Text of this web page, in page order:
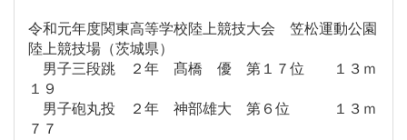
令和元年度関東高等学校陸上競技大会 笠松運動公園
陸上競技場（茨城県）
男子三段跳 ２年 髙橋 優 第１７位 １３ｍ
１９
男子砲丸投 ２年 神部雄大 第６位 １３ｍ
７７